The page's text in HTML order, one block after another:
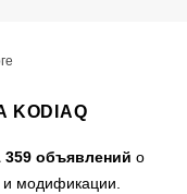
359 объявлений о
и модификации.